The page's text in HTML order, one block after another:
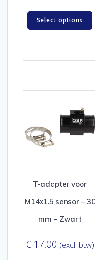
Select options
T-adapter voor
M14x1.5 sensor – 30
mm – Zwart
€ 17,00 (excl. btw)